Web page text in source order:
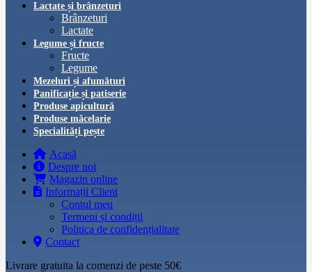
Lactate și brânzeturi
Brânzeturi
Lactate
Legume și fructe
Fructe
Legume
Mezeluri și afumături
Panificație și patiserie
Produse apicultură
Produse măcelarie
Specialități pește
Acasă
Despre noi
Magazin online
Informații Client
Contul meu
Termeni și condiții
Politica de confidențialitate
Contact
Livrare gratuita la comenzi de peste 50€‎